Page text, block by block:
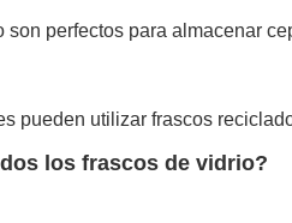
son perfectos para almacenar
pueden utilizar frascos
los frascos de vidrio?